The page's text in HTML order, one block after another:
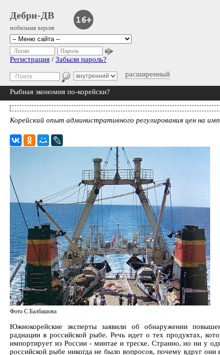
Дебри-ДВ
мобильная версия
расширенный
Логин Пароль
Регистрация / Забыли пароль?
Рыбная экономия по-корейски?
Корейский опыт административного регулирования цен на
Фото С.Балбашова
Южнокорейские эксперты заявили об обнаружении
радиации в российской рыбе. Речь идет о тех продуктах,
импортирует из России - минтае и треске. Странно, но ни у
российской рыбе никогда не было вопросов, почему вдруг